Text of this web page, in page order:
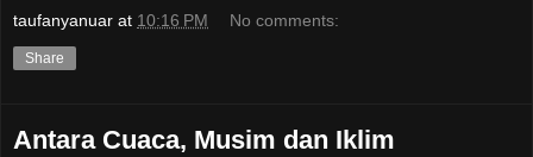
taufanyanuar at 10:16 PM No comments:
Share
Antara Cuaca, Musim dan Iklim